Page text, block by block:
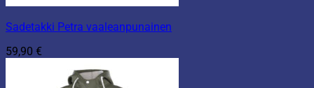
Sadetakki Petra vaaleanpunainen
59,90 €